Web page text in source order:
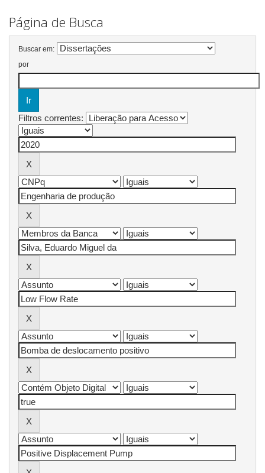
Página de Busca
Buscar em:
por
Filtros correntes: